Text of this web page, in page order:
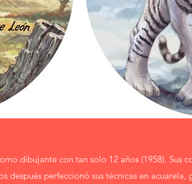
dibujante con tan solo 12 años (1958). Sus
después perfeccionó sus técnicas en acuarela,